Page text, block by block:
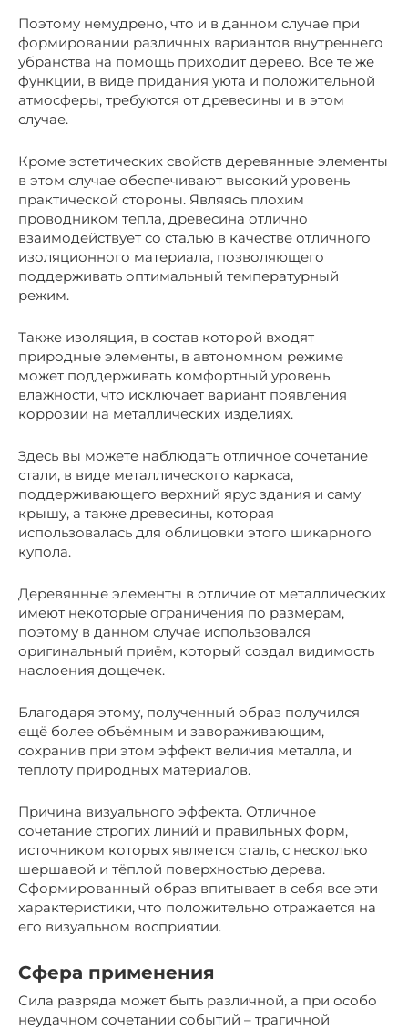
Поэтому немудрено, что и в данном случае при
формировании различных вариантов внутреннего
убранства на помощь приходит дерево. Все те же
функции, в виде придания уюта и положительной
атмосферы, требуются от древесины и в этом
случае.
Кроме эстетических свойств деревянные элементы
в этом случае обеспечивают высокий уровень
практической стороны. Являясь плохим
проводником тепла, древесина отлично
взаимодействует со сталью в качестве отличного
изоляционного материала, позволяющего
поддерживать оптимальный температурный
режим.
Также изоляция, в состав которой входят
природные элементы, в автономном режиме
может поддерживать комфортный уровень
влажности, что исключает вариант появления
коррозии на металлических изделиях.
Здесь вы можете наблюдать отличное сочетание
стали, в виде металлического каркаса,
поддерживающего верхний ярус здания и саму
крышу, а также древесины, которая
использовалась для облицовки этого шикарного
купола.
Деревянные элементы в отличие от металлических
имеют некоторые ограничения по размерам,
поэтому в данном случае использовался
оригинальный приём, который создал видимость
наслоения дощечек.
Благодаря этому, полученный образ получился
ещё более объёмным и завораживающим,
сохранив при этом эффект величия металла, и
теплоту природных материалов.
Причина визуального эффекта. Отличное
сочетание строгих линий и правильных форм,
источником которых является сталь, с несколько
шершавой и тёплой поверхностью дерева.
Сформированный образ впитывает в себя все эти
характеристики, что положительно отражается на
его визуальном восприятии.
Сфера применения
Сила разряда может быть различной, а при особо
неудачном сочетании событий – трагичной